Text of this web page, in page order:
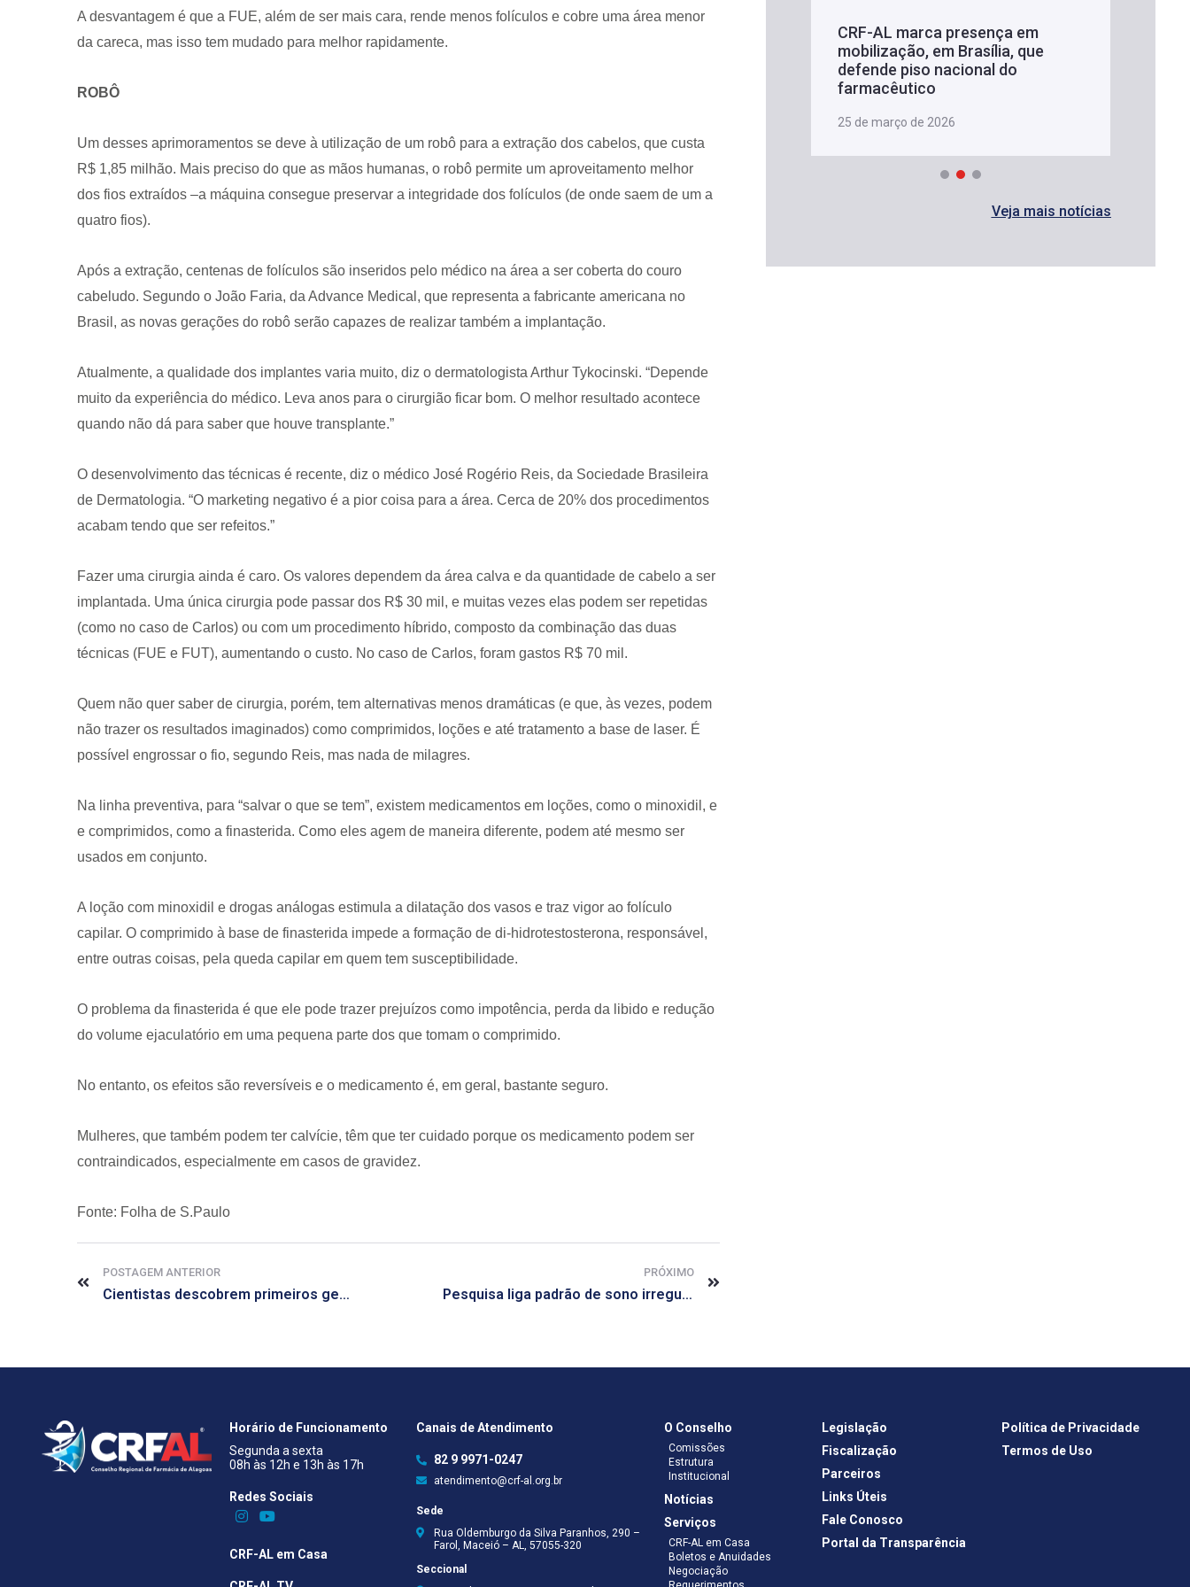
A desvantagem é que a FUE, além de ser mais cara, rende menos folículos e cobre uma área menor
da careca, mas isso tem mudado para melhor rapidamente.
ROBÔ
Um desses aprimoramentos se deve à utilização de um robô para a extração dos cabelos, que custa
R$ 1,85 milhão. Mais preciso do que as mãos humanas, o robô permite um aproveitamento melhor
dos fios extraídos –a máquina consegue preservar a integridade dos folículos (de onde saem de um a
quatro fios).
Após a extração, centenas de folículos são inseridos pelo médico na área a ser coberta do couro
cabeludo. Segundo o João Faria, da Advance Medical, que representa a fabricante americana no
Brasil, as novas gerações do robô serão capazes de realizar também a implantação.
Atualmente, a qualidade dos implantes varia muito, diz o dermatologista Arthur Tykocinski. “Depende
muito da experiência do médico. Leva anos para o cirurgião ficar bom. O melhor resultado acontece
quando não dá para saber que houve transplante.”
O desenvolvimento das técnicas é recente, diz o médico José Rogério Reis, da Sociedade Brasileira
de Dermatologia. “O marketing negativo é a pior coisa para a área. Cerca de 20% dos procedimentos
acabam tendo que ser refeitos.”
Fazer uma cirurgia ainda é caro. Os valores dependem da área calva e da quantidade de cabelo a ser
implantada. Uma única cirurgia pode passar dos R$ 30 mil, e muitas vezes elas podem ser repetidas
(como no caso de Carlos) ou com um procedimento híbrido, composto da combinação das duas
técnicas (FUE e FUT), aumentando o custo. No caso de Carlos, foram gastos R$ 70 mil.
Quem não quer saber de cirurgia, porém, tem alternativas menos dramáticas (e que, às vezes, podem
não trazer os resultados imaginados) como comprimidos, loções e até tratamento a base de laser. É
possível engrossar o fio, segundo Reis, mas nada de milagres.
Na linha preventiva, para “salvar o que se tem”, existem medicamentos em loções, como o minoxidil, e
e comprimidos, como a finasterida. Como eles agem de maneira diferente, podem até mesmo ser
usados em conjunto.
A loção com minoxidil e drogas análogas estimula a dilatação dos vasos e traz vigor ao folículo
capilar. O comprimido à base de finasterida impede a formação de di-hidrotestosterona, responsável,
entre outras coisas, pela queda capilar em quem tem susceptibilidade.
O problema da finasterida é que ele pode trazer prejuízos como impotência, perda da libido e redução
do volume ejaculatório em uma pequena parte dos que tomam o comprimido.
No entanto, os efeitos são reversíveis e o medicamento é, em geral, bastante seguro.
Mulheres, que também podem ter calvície, têm que ter cuidado porque os medicamento podem ser
contraindicados, especialmente em casos de gravidez.
Fonte: Folha de S.Paulo
POSTAGEM ANTERIOR
Cientistas descobrem primeiros genes ligados à depressão
PRÓXIMO
Pesquisa liga padrão de sono irregular a câncer de mama
CRF-AL marca presença em
mobilização, em Brasília, que
defende piso nacional do
farmacêutico
25 de março de 2026
Veja mais notícias
Horário de Funcionamento
Segunda a sexta
08h às 12h e 13h às 17h
Redes Sociais​
CRF-AL em Casa
Canais de Atendimento
82 9 9971-0247
atendimento@crf-al.org.br
Sede
Rua Oldemburgo da Silva Paranhos, 290 –
Farol, Maceió – AL, 57055-320
Seccional
O Conselho
Comissões
Estrutura
Institucional
Notícias
Serviços
CRF-AL em Casa
Boletos e Anuidades
Negociação
Legislação
Fiscalização
Parceiros
Links Úteis
Fale Conosco
Portal da Transparência
Política de Privacidade
Termos de Uso